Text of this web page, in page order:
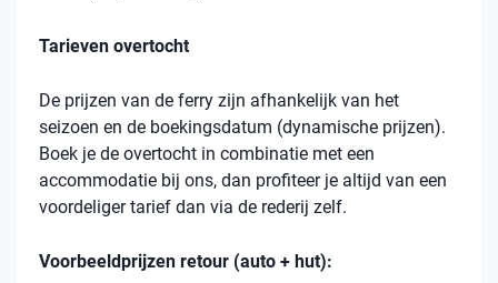
Tarieven overtocht
De prijzen van de ferry zijn afhankelijk van het
seizoen en de boekingsdatum (dynamische prijzen).
Boek je de overtocht in combinatie met een
accommodatie bij ons, dan profiteer je altijd van een
voordeliger tarief dan via de rederij zelf.
Voorbeeldprijzen retour (auto + hut):